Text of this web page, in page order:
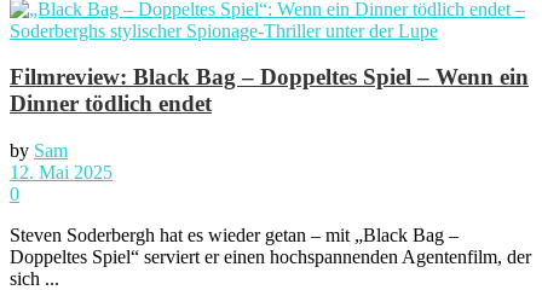
Filmreview: Black Bag – Doppeltes Spiel – Wenn ein
Dinner tödlich endet
by Sam
12. Mai 2025
0
Steven Soderbergh hat es wieder getan – mit „Black Bag –
Doppeltes Spiel“ serviert er einen hochspannenden Agentenfilm, der
sich ...